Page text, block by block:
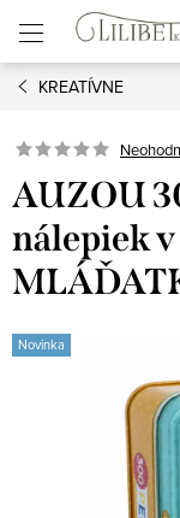
obsah
KREATÍVNE
AUZOU
nálepiek
Novinka